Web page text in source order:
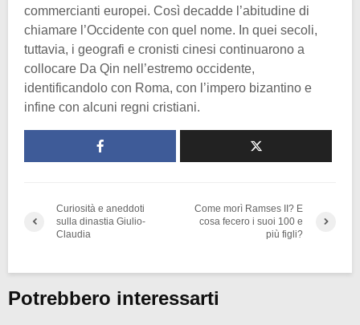
commercianti europei. Così decadde l’abitudine di
chiamare l’Occidente con quel nome. In quei secoli,
tuttavia, i geografi e cronisti cinesi continuarono a
collocare Da Qin nell’estremo occidente,
identificandolo con Roma, con l’impero bizantino e
infine con alcuni regni cristiani.
Curiosità e aneddoti
sulla dinastia Giulio-
Claudia
Come morì Ramses II? E
cosa fecero i suoi 100 e
più figli?
Potrebbero interessarti